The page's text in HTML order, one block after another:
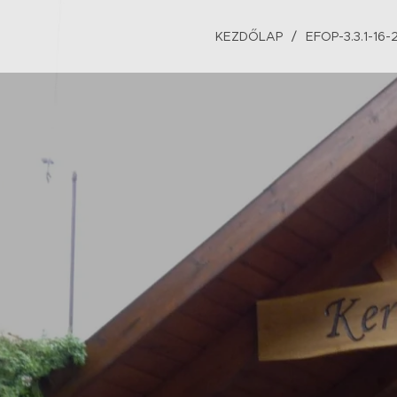
KEZDŐLAP EFOP-3.3.1-